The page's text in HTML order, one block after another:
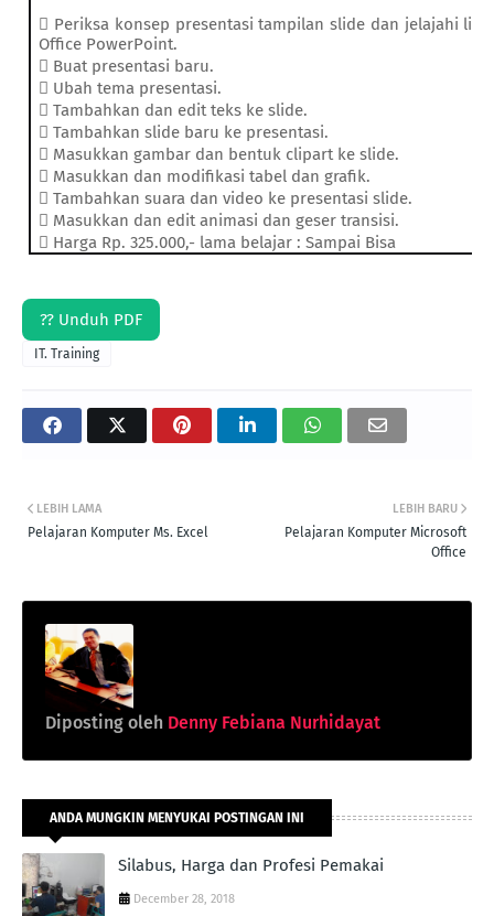
 Periksa konsep presentasi tampilan slide dan jelajahi
Office PowerPoint.
 Buat presentasi baru.
 Ubah tema presentasi.
 Tambahkan dan edit teks ke slide.
 Tambahkan slide baru ke presentasi.
 Masukkan gambar dan bentuk clipart ke slide.
 Masukkan dan modifikasi tabel dan grafik.
 Tambahkan suara dan video ke presentasi slide.
 Masukkan dan edit animasi dan geser transisi.
 Harga Rp. 325.000,- lama belajar : Sampai Bisa
?? Unduh PDF
IT. Training
LEBIH BARU
Pelajaran Komputer Microsoft
Office
LEBIH LAMA
Pelajaran Komputer Ms. Excel
Diposting oleh Denny Febiana Nurhidayat
ANDA MUNGKIN MENYUKAI POSTINGAN INI
Silabus, Harga dan Profesi Pemakai
December 28, 2018